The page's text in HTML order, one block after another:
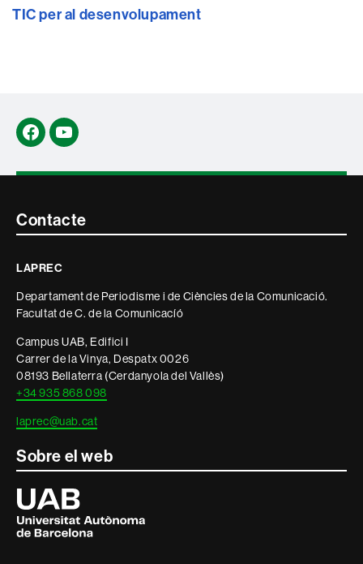
TIC per al desenvolupament
FacebookYouTube
Contacte
informació
legal
Contacte
LAPREC
Departament de Periodisme i de Ciències de la Comunicació.
Facultat de C. de la Comunicacíó
Campus UAB, Edifici I
Carrer de la Vinya, Despatx 0026
08193 Bellaterra (Cerdanyola del Vallès)
+34 935 868 098
laprec@uab.cat
Sobre el web
Universitat
Autònoma
de
Barcelona